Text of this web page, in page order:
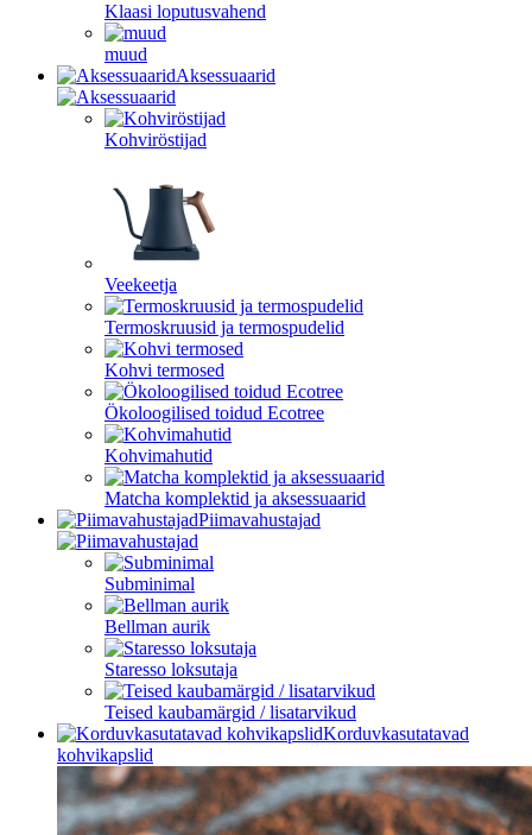
Klaasi loputusvahend
muud
Aksessuaarid
Kohviröstijad
Veekeetja
Termoskruusid ja termospudelid
Kohvi termosed
Ökoloogilised toidud Ecotree
Kohvimahutid
Matcha komplektid ja aksessuaarid
Piimavahustajad
Subminimal
Bellman aurik
Staresso loksutaja
Teised kaubamärgid / lisatarvikud
Korduvkasutatavad
kohvikapslid